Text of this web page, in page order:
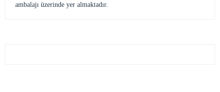
ambalajı üzerinde yer almaktadır.